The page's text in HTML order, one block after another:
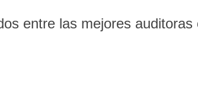
entre las mejores